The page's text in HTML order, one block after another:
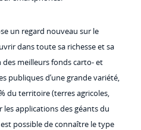
un regard nouveau sur le
dans toute sa richesse et sa
des meilleurs fonds carto- et
publiques d’une grande variété,
du territoire (terres agricoles,
applications des géants du
possible de connaître le type